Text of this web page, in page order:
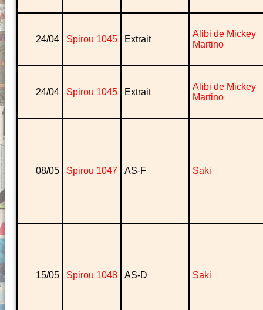
24/04 Spirou 1045 Extrait
Alibi de Mickey
Martino
24/04 Spirou 1045 Extrait
Alibi de Mickey
Martino
08/05 Spirou 1047 AS-F Saki
15/05 Spirou 1048 AS-D Saki